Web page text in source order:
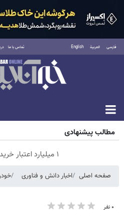
فارسی العربية English تماس با ما
پنجشنبه ۱۵ مرداد ۱۴۰۵
مطالب پیشنهادی
۱ میلیارد اعتبار خرید طلا | بدون ضامن و چک
صفحه اصلی اخبار دانش و فناوری
۰ نفر